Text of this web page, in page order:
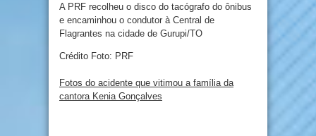
A PRF recolheu o disco do tacógrafo do ônibus
e encaminhou o condutor à Central de
Flagrantes na cidade de Gurupi/TO
Crédito Foto: PRF
Fotos do acidente que vitimou a família da
cantora Kenia Gonçalves